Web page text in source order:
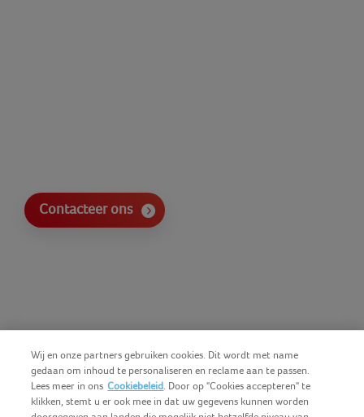
Contacteer ons
Wij en onze partners gebruiken cookies. Dit wordt met name
gedaan om inhoud te personaliseren en reclame aan te passen.
Lees meer in ons Cookiebeleid. Door op "Cookies accepteren" te
klikken, stemt u er ook mee in dat uw gegevens kunnen worden